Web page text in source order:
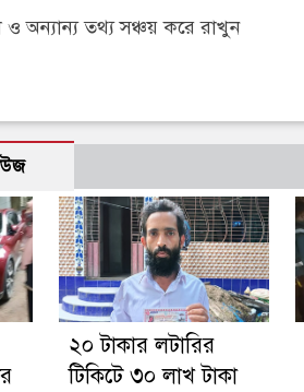
অন্যান্য তথ্য সঞ্চয় করে রাখুন
২০ টাকার লটারির
টিকিটে ৩০ লাখ টাকা